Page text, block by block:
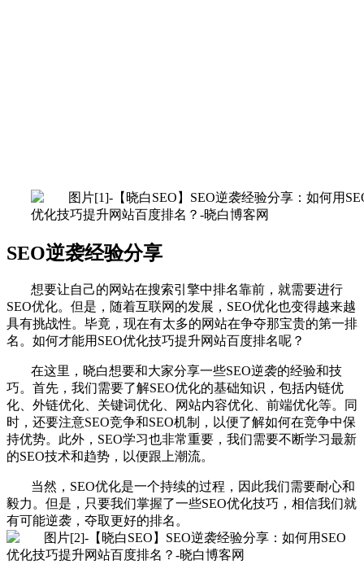
SEO逆袭经验分享
想要让自己的网站在搜索引擎中排名靠前，就需要进行
SEO优化。但是，随着互联网的发展，SEO优化也变得越来越
具有挑战性。毕竟，现在有太多的网站在争夺那宝贵的第一排
名。如何才能用SEO优化技巧提升网站百度排名呢？
在这里，晓白想要和大家分享一些SEO逆袭的经验和技
巧。首先，我们需要了解SEO优化的基础知识，包括内链优
化、外链优化、关键词优化、网站内容优化、前端优化等。同
时，还要注意SEO竞争和SEO机制，以便了解如何在竞争中保
持优势。此外，SEO学习也非常重要，我们需要不断学习最新
的SEO技术和趋势，以便跟上潮流。
当然，SEO优化是一个持续的过程，因此我们需要耐心和
毅力。但是，只要我们掌握了一些SEO优化技巧，相信我们就
有可能逆袭，夺取更好的排名。